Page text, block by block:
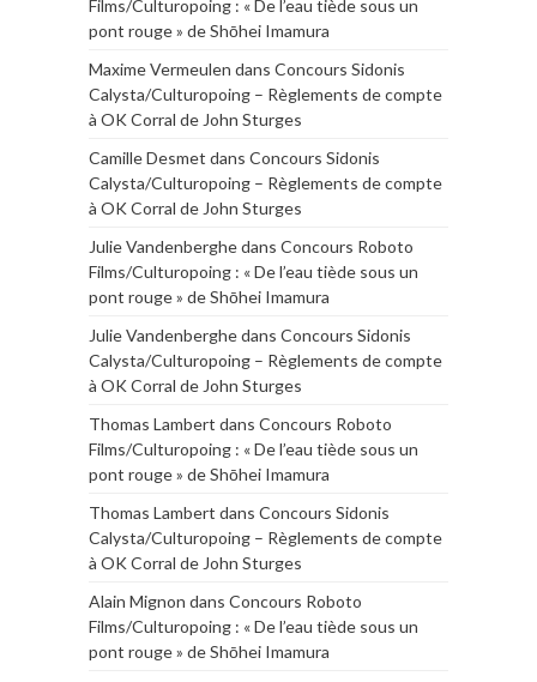
Films/Culturopoing : « De l’eau tiède sous un
pont rouge » de Shōhei Imamura
Maxime Vermeulen dans Concours Sidonis
Calysta/Culturopoing – Règlements de compte
à OK Corral de John Sturges
Camille Desmet dans Concours Sidonis
Calysta/Culturopoing – Règlements de compte
à OK Corral de John Sturges
Julie Vandenberghedans Concours Roboto
Films/Culturopoing : « De l’eau tiède sous un
pont rouge » de Shōhei Imamura
Julie Vandenberghedans Concours Sidonis
Calysta/Culturopoing – Règlements de compte
à OK Corral de John Sturges
Thomas Lambert dans Concours Roboto
Films/Culturopoing : « De l’eau tiède sous un
pont rouge » de Shōhei Imamura
Thomas Lambert dans Concours Sidonis
Calysta/Culturopoing – Règlements de compte
à OK Corral de John Sturges
Alain Mignon dans Concours Roboto
Films/Culturopoing : « De l’eau tiède sous un
pont rouge » de Shōhei Imamura